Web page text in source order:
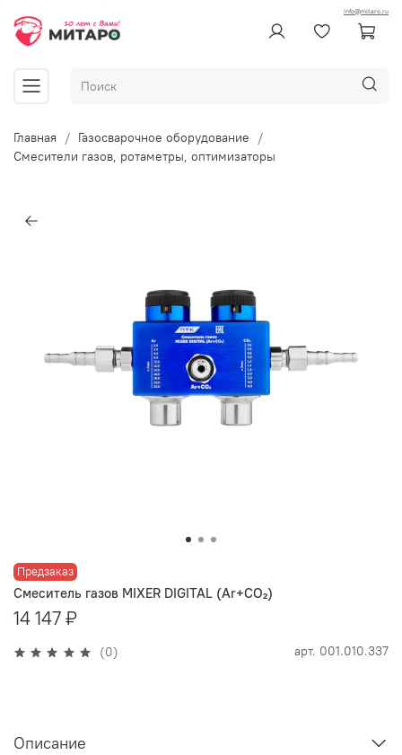
info@mitaro.ru
Главная
Газосварочное оборудование
Смесители газов, ротаметры, оптимизаторы
Предзаказ
(0) арт. 001.010.337
Смеситель газов MIXER DIGITAL (Ar+CO₂)
14 147 ₽
Описание